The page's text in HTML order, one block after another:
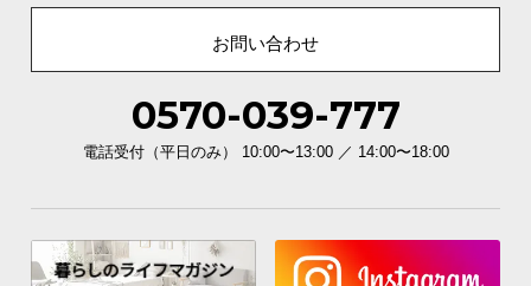
お問い合わせ
0570-039-777
電話受付（平日のみ） 10:00〜13:00 ／ 14:00〜18:00